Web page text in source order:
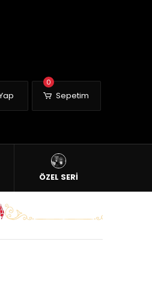
0
Sepetim
ÖZEL SERİ